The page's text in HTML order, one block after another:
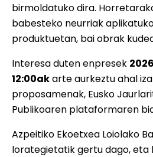
birmoldatuko dira.
babesteko neurriak
produktuetan, bai obrak
Interesa duten enpresek
12:00akarte aurkeztu ahal
proposamenak, Eusko
Publikoaren plataformaren
Azpeitiko Ekoetxea Loiolako
lorategietatik gertu dago, eta